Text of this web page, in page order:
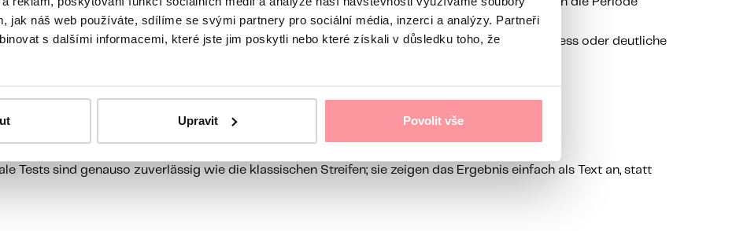
jak náš web používáte, sdílíme se svými partnery pro sociální média, inzerci a analýzy. Partneři
s dalšími informacemi, které jste jim poskytli nebo které získali v důsledku toho, že
Upravit Povolit vše
Periode trotzdem nicht, kann die Ursache woanders liegen: hormonelle Störungen, starker Stress oder deutliche
durcheinander. Dann ist ein Arztbesuch ratsam.
Tests sind genauso zuverlässig wie die klassischen Streifen; sie zeigen das Ergebnis einfach als Text an, statt